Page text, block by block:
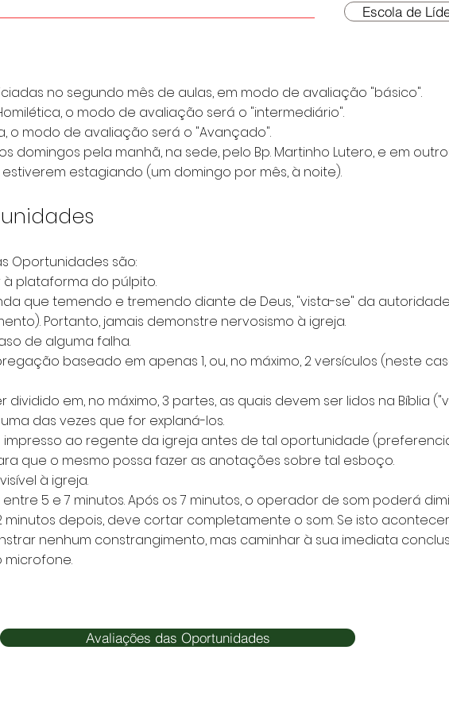
Escola de
Avaliações das Oportunidades
no segundo mês de aulas, em modo de avaliação "básico".
o modo de avaliação será o "intermediário".
o modo de avaliação será o "Avançado".
domingos pela manhã, na sede, pelo Bp. Martinho Lutero, e em
estagiando (um domingo por mês, à noite).
Oportunidades são:
plataforma do púlpito.
que temendo e tremendo diante de Deus, "vista-se" da
Portanto, jamais demonstre nervosismo à igreja.
de alguma falha.
baseado em apenas 1, ou, no máximo, 2 versículos (neste
dividido em, no máximo, 3 partes, as quais devem ser lidos na Bíblia
das vezes que for explaná-los.
ao regente da igreja antes de tal oportunidade
que o mesmo possa fazer as anotações sobre tal esboço.
à igreja.
5 e 7 minutos. Após os 7 minutos, o operador de som poderá
depois, deve cortar completamente o som. Se isto
nenhum constrangimento, mas caminhar à sua imediata
microfone.